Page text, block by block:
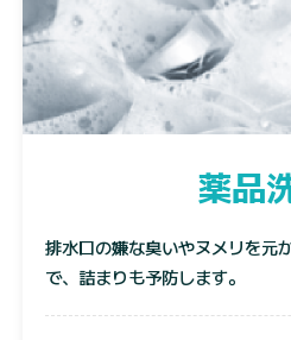
薬品
排水口の嫌な臭いやヌメリを元
で、詰まりも予防します。